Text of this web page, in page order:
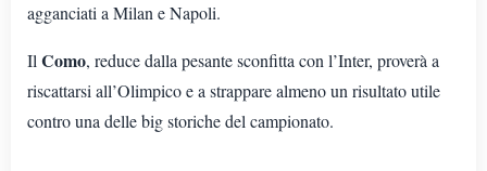
agganciati a Milan e Napoli.
Il Como, reduce dalla pesante sconfitta con l’Inter, proverà a
riscattarsi all’Olimpico e a strappare almeno un risultato utile
contro una delle big storiche del campionato.